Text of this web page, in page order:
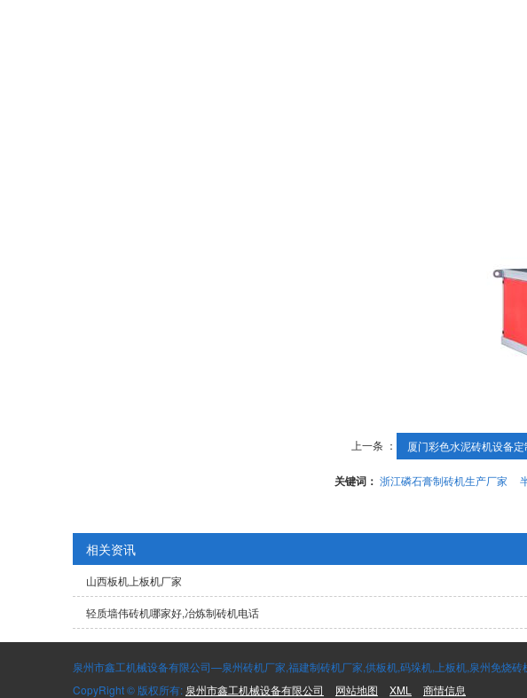
上一条 ： 厦门彩色水泥砖机设备定
关键词： 浙江磷石膏制砖机生产厂家
相关资讯
山西板机上板机厂家
轻质墙伟砖机哪家好,冶炼制砖机电话
泉州市鑫工机械设备有限公司—泉州砖机厂家,福建制砖机厂家,供板机,码垛机,上板机,泉州免烧
CopyRight © 版权所有: 泉州市鑫工机械设备有限公司 网站地图 XML 商情信息